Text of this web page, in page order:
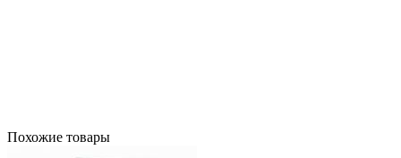
Похожие товары